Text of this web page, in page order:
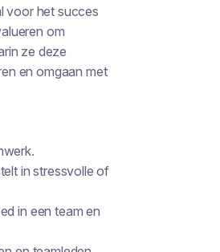
voor het succes
om
ze deze
en omgaan met
in stressvolle of
in een team en